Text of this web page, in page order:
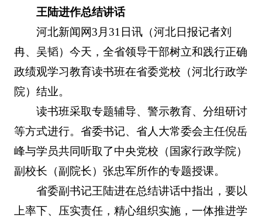
王陆进作总结讲话
河北新闻网3月31日讯（河北日报记者刘
冉、吴韬）今天，全省领导干部树立和践行正确
政绩观学习教育读书班在省委党校（河北行政学
院）结业。
读书班采取专题辅导、警示教育、分组研讨
等方式进行。省委书记、省人大常委会主任倪岳
峰与学员共同听取了中央党校（国家行政学院）
副校长（副院长）张忠军所作的专题授课。
省委副书记王陆进在总结讲话中指出，要以
上率下、压实责任，精心组织实施，一体推进学